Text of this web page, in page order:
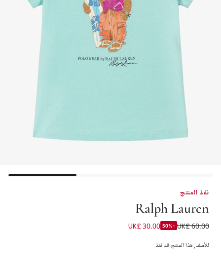
نفذ المنتج
Ralph Lauren
تيشيرت بطبعة الدب بولو لون أزرق تركواز للبنات
UK£ 60.00
-50%
UK£ 30.00
للأسف, هذا المنتج قد نفذ.